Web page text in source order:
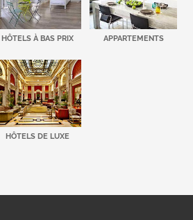
HÔTELS À BAS PRIX APPARTEMENTS
HÔTELS DE LUXE